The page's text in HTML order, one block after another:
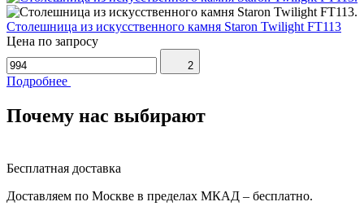
Столешница из искусственного камня Staron Twilight FT113
Цена по запросу
2
Подробнее
Почему нас выбирают
Бесплатная доставка
Доставляем по Москве в пределах МКАД – бесплатно.